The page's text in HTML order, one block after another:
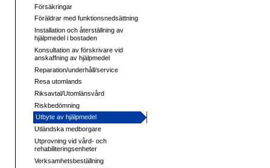
Försäkringar
Föräldrar med funktionsnedsättning
Installation och återställning av
hjälpmedel i bostaden
Konsultation av förskrivare vid
anskaffning av hjälpmedel
Reparation/underhåll/service
Resa utomlands
Riksavtal/Utomlänsvård
Riskbedömning
Utbyte av hjälpmedel
Utländska medborgare
Utprovning vid vård- och
rehabiliteringsenheter
Verksamhetsbeställning